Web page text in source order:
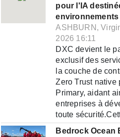
pour l'IA
ASHBURN,
2026 16:11
DXC devient le
exclusif des
la couche de
Zero Trust native
Primary, aidant
entreprises à
toute
Bedrock Ocean